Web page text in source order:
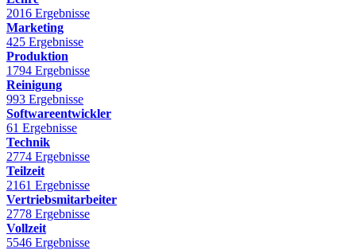
2016 Ergebnisse
Marketing
425 Ergebnisse
Produktion
1794 Ergebnisse
Reinigung
993 Ergebnisse
Softwareentwickler
61 Ergebnisse
Technik
2774 Ergebnisse
Teilzeit
2161 Ergebnisse
Vertriebsmitarbeiter
2778 Ergebnisse
Vollzeit
5546 Ergebnisse